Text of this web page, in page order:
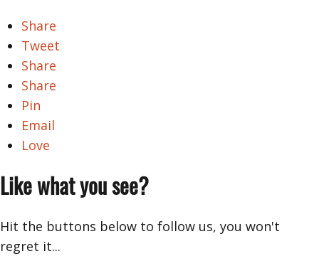
Share
Tweet
Share
Share
Pin
Email
Love
Like what you see?
Hit the buttons below to follow us, you won't
regret it...